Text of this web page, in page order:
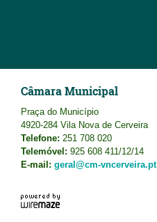
Câmara Municipal
Praça do Município
4920-284 Vila Nova de Cerveira
Telefone: 251 708 020
Telemóvel: 925 608 411/12/14
E-mail: geral@cm-vncerveira.pt